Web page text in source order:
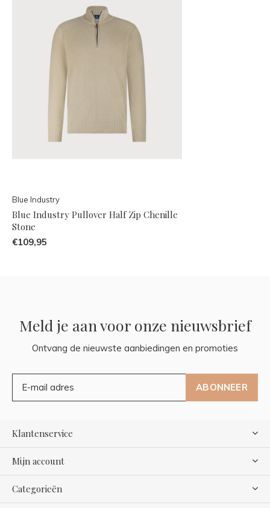
Blue Industry
Blue Industry Pullover Half Zip Chenille
Stone
€109,95
Meld je aan voor onze nieuwsbrief
Ontvang de nieuwste aanbiedingen en promoties
ABONNEER
Klantenservice
Mijn account
Categorieën